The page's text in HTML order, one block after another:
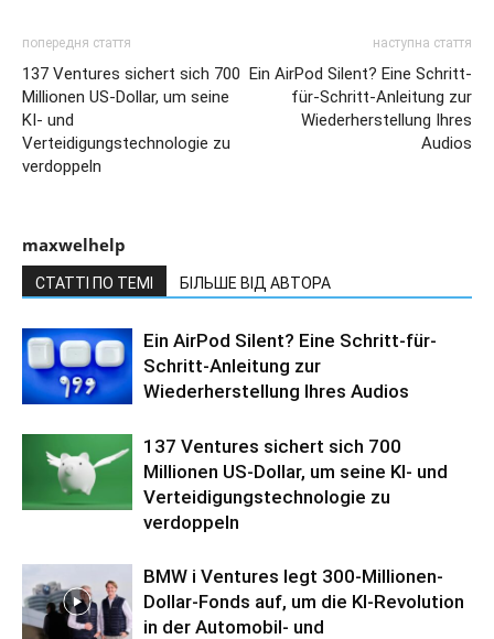
попередня стаття
137 Ventures sichert sich 700
Millionen US-Dollar, um seine
KI- und
Verteidigungstechnologie zu
verdoppeln
наступна стаття
Ein AirPod Silent? Eine Schritt-
für-Schritt-Anleitung zur
Wiederherstellung Ihres
Audios
maxwelhelp
СТАТТІ ПО ТЕМІ БІЛЬШЕ ВІД АВТОРА
Ein AirPod Silent? Eine Schritt-für-
Schritt-Anleitung zur
Wiederherstellung Ihres Audios
137 Ventures sichert sich 700
Millionen US-Dollar, um seine KI- und
Verteidigungstechnologie zu
verdoppeln
BMW i Ventures legt 300-Millionen-
Dollar-Fonds auf, um die KI-Revolution
in der Automobil- und